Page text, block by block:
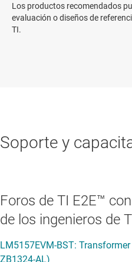
Los productos recomendados
evaluación o diseños de
TI.
Soporte y
Foros de TI E2E™
de los ingenieros de